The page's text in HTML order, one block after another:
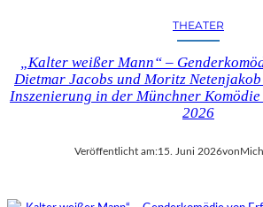
THEATER
„Kalter weißer Mann“ –
Dietmar Jacobs und Moritz
Inszenierung in der Münchner
2026
Veröffentlicht am:15. Juni 2026von